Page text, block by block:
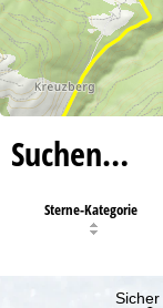
Suchen…
Sterne-Kategorie